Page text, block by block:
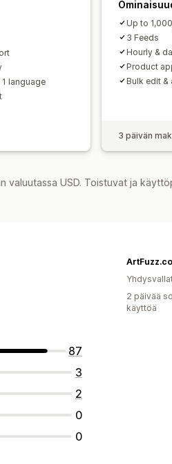
1 language
Up to
3 Feeds
Hourly &
Product
Bulk edit
3 päivän
valuutassa USD. Toistuvat ja
87
3
2
0
0
2 päivää
käyttöä